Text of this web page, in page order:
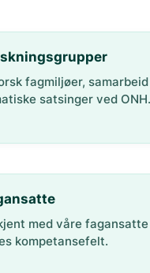
fagmiljøer,
satsinger ved ONH.
med våre
kompetansefelt.